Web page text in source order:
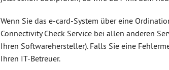
Wenn Sie das e-card-System über eine
Connectivity Check Service bei allen anderen
Ihren Softwarehersteller). Falls Sie eine
Ihren IT-Betreuer.